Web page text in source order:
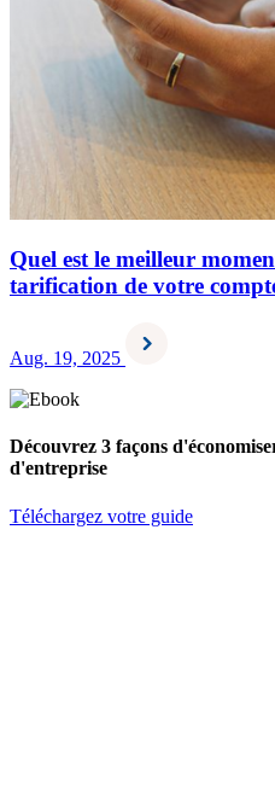
Quel est le meilleur
tarification de votre
Aug. 19, 2025
Découvrez 3 façons
d'entreprise
Téléchargez votre guide